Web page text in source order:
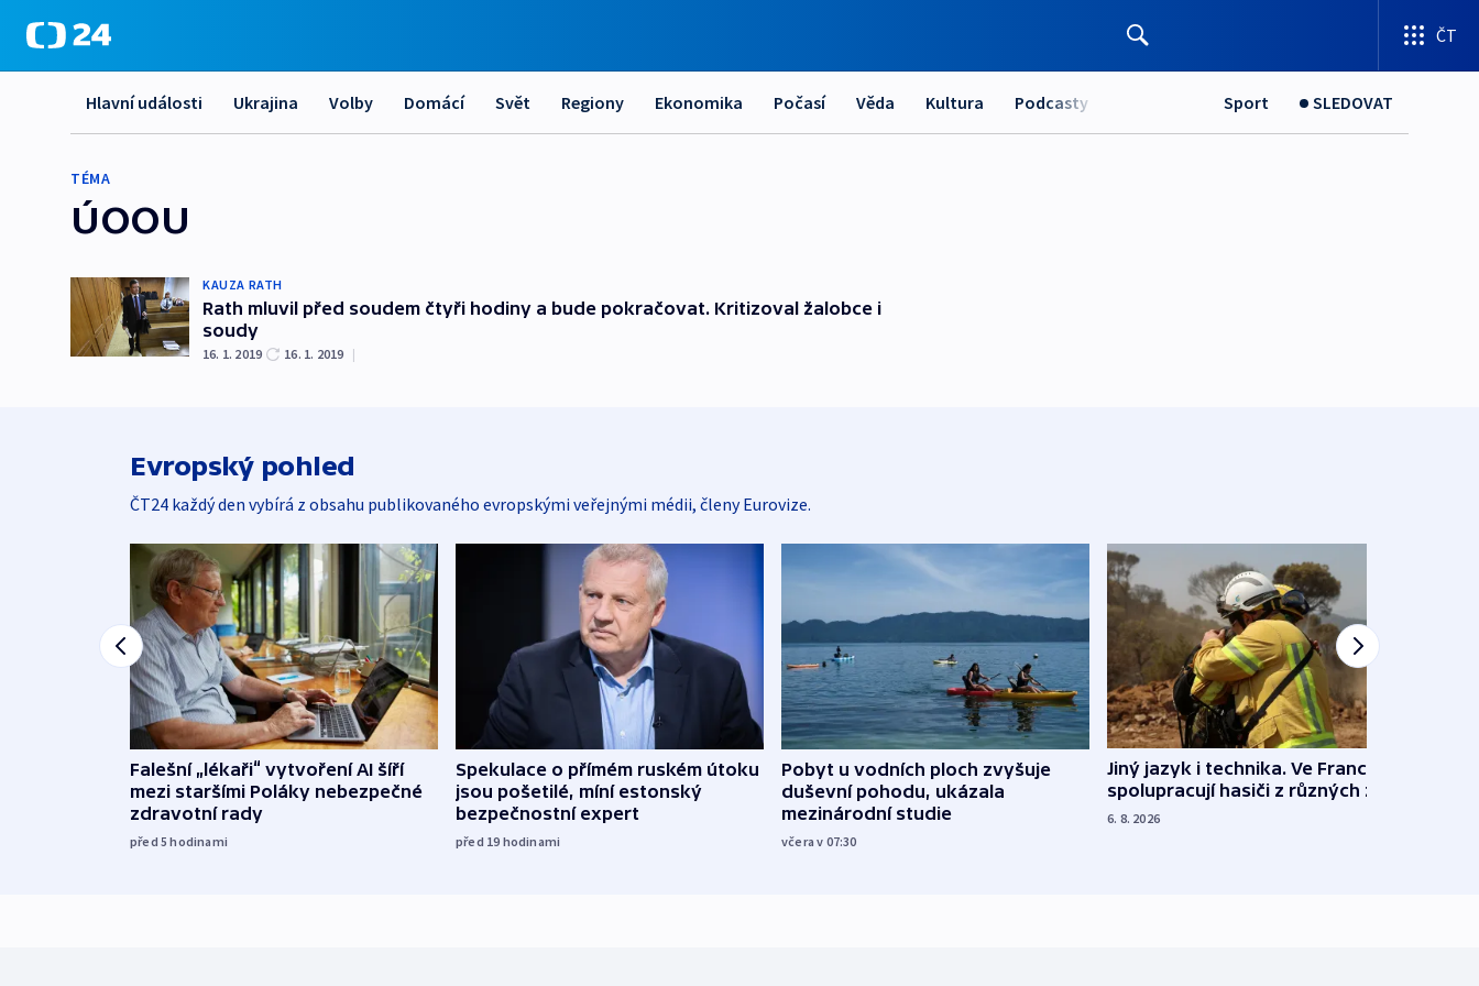
ČT
Hlavní události Ukrajina Volby Domácí Svět Regiony Ekonomika Počasí Věda Kultura Podcasty Sport SLEDOVAT
TÉMA
ÚOOU
KAUZA RATH
Rath mluvil před soudem čtyři hodiny a bude pokračovat. Kritizoval žalobce i
soudy
16. 1. 2019 16. 1. 2019 |
Evropský pohled
ČT24 každý den vybírá z obsahu publikovaného evropskými veřejnými médii, členy Eurovize.
Falešní „lékaři“ vytvoření AI šíří
mezi staršími Poláky nebezpečné
zdravotní rady
před 5hodinami
Spekulace o přímém ruském útoku
jsou pošetilé, míní estonský
bezpečnostní expert
před 19 hodinami
Pobyt u vodních ploch zvyšuje
duševní pohodu, ukázala
mezinárodní studie
včera v 07:30
Jiný jazyk i technika. Ve Francii
spolupracují hasiči z různých zemí
6. 8. 2026